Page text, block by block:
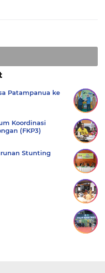
Patampanua ke
Koordinasi
(FKP3)
Stunting